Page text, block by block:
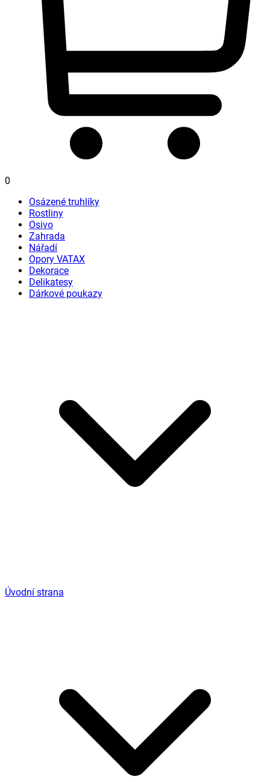
0
Osázené truhlíky
Rostliny
Osivo
Zahrada
Nářadí
Opory VATAX
Dekorace
Delikatesy
Dárkové poukazy
Úvodní strana